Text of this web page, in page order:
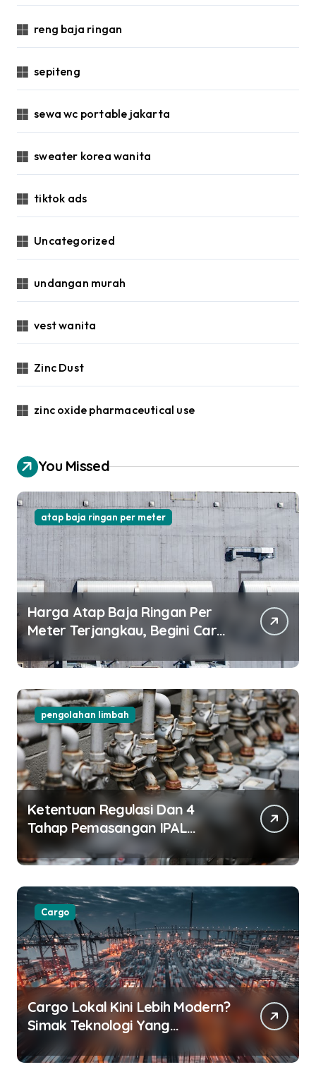
reng baja ringan
sepiteng
sewa wc portable jakarta
sweater korea wanita
tiktok ads
Uncategorized
undangan murah
vest wanita
Zinc Dust
zinc oxide pharmaceutical use
You Missed
atap baja ringan per meter
Harga Atap Baja Ringan Per
Meter Terjangkau, Begini Cara
Pilihnya!
pengolahan limbah
Ketentuan Regulasi Dan 4
Tahap Pemasangan IPAL
Restoran
Cargo
Cargo Lokal Kini Lebih Modern?
Simak Teknologi Yang